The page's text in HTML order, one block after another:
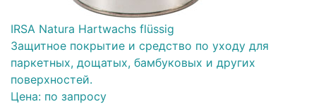
IRSA Natura Hartwachs flüssig
Защитное покрытие и средство по уходу для
паркетных, дощатых, бамбуковых и других
поверхностей.
Цена: по запросу